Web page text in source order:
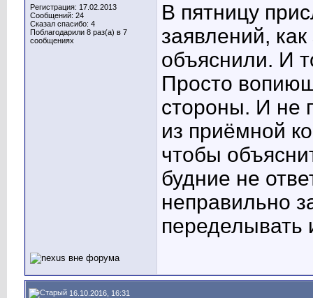
Регистрация: 17.02.2013
Сообщений: 24
Сказал спасибо: 4
Поблагодарили 8 раз(а) в 7
сообщениях
В пятницу
заявлений,
объяснили. И
Просто
стороны. И не
из приёмной
чтобы
будние не
неправильно
переделывать
16.10.2016, 16:31